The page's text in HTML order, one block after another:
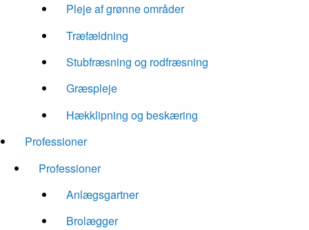
Pleje af grønne områder
Træfældning
Stubfræsning og rodfræsning
Græspleje
Hækklipning og beskæring
Professioner
Professioner
Anlægsgartner
Brolægger